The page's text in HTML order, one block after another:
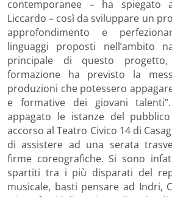
contemporanee – ha spiegato
Liccardo – così da sviluppare un
approfondimento e
linguaggi proposti nell’ambito
principale di questo
formazione ha previsto la
produzioni che potessero
e formative dei giovani
appagato le istanze del
accorso al Teatro Civico 14 di
di assistere ad una serata
firme coreografiche. Si sono
spartiti tra i più disparati del
musicale, basti pensare ad Indri,